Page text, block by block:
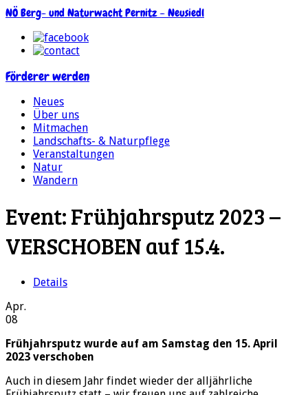
NÖ Berg- und Naturwacht Pernitz – Neusiedl
Förderer werden
Neues
Über uns
Mitmachen
Landschafts- & Naturpflege
Veranstaltungen
Natur
Wandern
Event:Frühjahrsputz 2023 –
VERSCHOBEN auf 15.4.
Details
Apr.
08
Frühjahrsputz wurde auf am Samstag den 15. April
2023 verschoben
Auch in diesem Jahr findet wieder der alljährliche